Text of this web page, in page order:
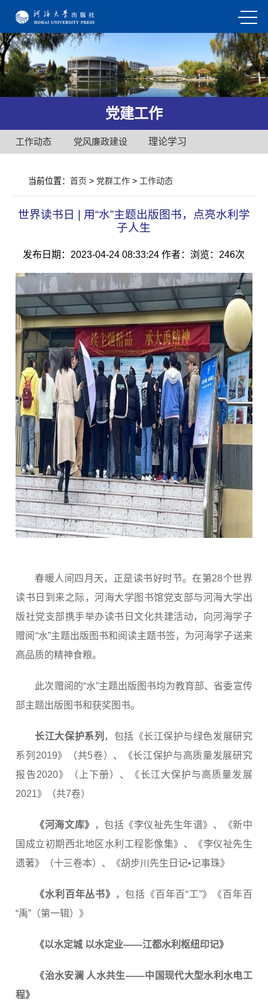
党建工作
工作动态 党风廉政建设 理论学习
当前位置：首页 > 党群工作 > 工作动态
世界读书日 | 用“水”主题出版图书，点亮水利学
子人生
发布日期：2023-04-24 08:33:24作者： 浏览： 246次
春暖人间四月天，正是读书好时节。在第28个世界
读书日到来之际，河海大学图书馆党支部与河海大学出
版社党支部携手举办读书日文化共建活动，向河海学子
赠阅“水”主题出版图书和阅读主题书签，为河海学子送来
高品质的精神食粮。
此次赠阅的“水”主题出版图书均为教育部、省委宣传
部主题出版图书和获奖图书。
长江大保护系列 ，包括《长江保护与绿色发展研究
系列2019》（共5卷）、《长江保护与高质量发展研究
报告2020》（上下册）、《长江大保护与高质量发展
2021》（共7卷）
《河海文库》
，包括《李仪祉先生年谱》、《新中
国成立初期西北地区水利工程影像集》、《李仪祉先生
遗著》（十三卷本）、《胡步川先生日记•记事珠》
《水利百年丛书》
，包括《百年百“工”》《百年百
“禹”（第一辑）》
《以水定城 以水定业——江都水利枢纽印记》
《治水安澜 人水共生——中国现代大型水利水电工
程》